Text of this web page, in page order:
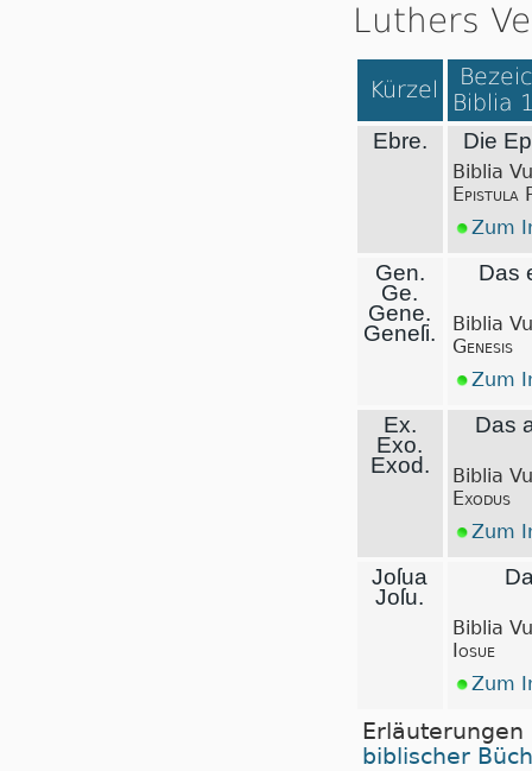
Luthers
Kürzel
Biblia
Ebre.
Die
Biblia
Epistula
Zum
Gen.
Ge.
Gene.
Geneſi.
Das
Biblia
Genesis
Zum
Ex.
Exo.
Exod.
Das
Biblia
Exodus
Zum
Joſua
Joſu.
Biblia
Iosue
Zum
biblischer